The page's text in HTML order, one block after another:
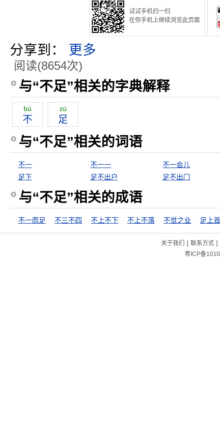
试试手机扫一扫
在你手机上继续浏览此页面
分享到： 更多
阅读(8654次)
与“不足”相关的字典解释
bù
不
zú
足
与“不足”相关的词语
不一 不一一
不一会儿
足下
足不出户 足不出门
与“不足”相关的成语
不一而足 不三不四 不上不下 不上不落 不世之业 足上
关于我们 | 联系方式|
粤ICP备